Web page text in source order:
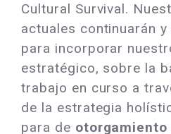
Cultural Survival.
actuales continuarán
para incorporar
estratégico, sobre la
trabajo en curso a
de la estrategia
para de otorgamiento